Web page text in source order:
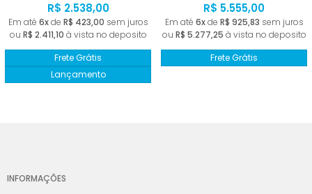
R$ 2.538,00
Em até 6xde R$ 423,00 sem juros
ou R$ 2.411,10 à vista no deposito
Frete Grátis
Lançamento
R$ 5.555,00
Em até 6xde R$ 925,83 sem juros
ou R$ 5.277,25 à vista no deposito
Frete Grátis
INFORMAÇÕES